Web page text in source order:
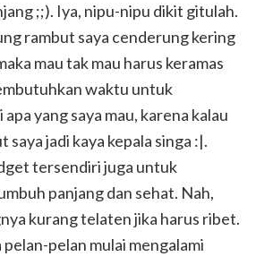
;;). Iya, nipu-nipu dikit gitulah.
rambut saya cenderung kering
mau tak mau harus keramas
waktu untuk
yang saya mau, karena kalau
jadi kaya kepala singa :|.
tersendiri juga untuk
panjang dan sehat. Nah,
kurang telaten jika harus ribet.
pelan mulai mengalami